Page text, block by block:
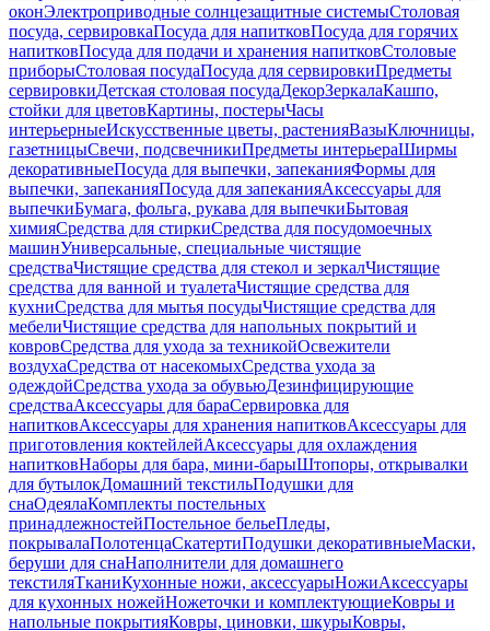
оконЭлектроприводные солнцезащитные системыСтоловая
посуда, сервировкаПосуда для напитковПосуда для горячих
напитковПосуда для подачи и хранения напитковСтоловые
приборыСтоловая посудаПосуда для сервировкиПредметы
сервировкиДетская столовая посудаДекорЗеркалаКашпо,
стойки для цветовКартины, постерыЧасы
интерьерныеИскусственные цветы, растенияВазыКлючницы,
газетницыСвечи, подсвечникиПредметы интерьераШирмы
декоративныеПосуда для выпечки, запеканияФормы для
выпечки, запеканияПосуда для запеканияАксессуары для
выпечкиБумага, фольга, рукава для выпечкиБытовая
химияСредства для стиркиСредства для посудомоечных
машинУниверсальные, специальные чистящие
средстваЧистящие средства для стекол и зеркалЧистящие
средства для ванной и туалетаЧистящие средства для
кухниСредства для мытья посудыЧистящие средства для
мебелиЧистящие средства для напольных покрытий и
ковровСредства для ухода за техникойОсвежители
воздухаСредства от насекомыхСредства ухода за
одеждойСредства ухода за обувьюДезинфицирующие
средстваАксессуары для бараСервировка для
напитковАксессуары для хранения напитковАксессуары для
приготовления коктейлейАксессуары для охлаждения
напитковНаборы для бара, мини-барыШтопоры, открывалки
для бутылокДомашний текстильПодушки для
снаОдеялаКомплекты постельных
принадлежностейПостельное бельеПледы,
покрывалаПолотенцаСкатертиПодушки декоративныеМаски,
беруши для снаНаполнители для домашнего
текстиляТканиКухонные ножи, аксессуарыНожиАксессуары
для кухонных ножейНожеточки и комплектующиеКовры и
напольные покрытияКовры, циновки, шкурыКовры,